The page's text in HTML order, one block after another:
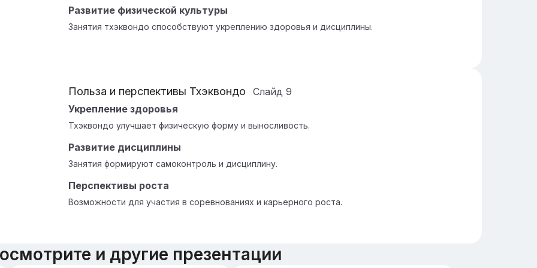
Развитие физической культуры
Занятия тхэквондо способствуют укреплению здоровья и дисциплины.
Польза и перспективы Тхэквондо Слайд 9
Укрепление здоровья
Тхэквондо улучшает физическую форму и выносливость.
Развитие дисциплины
Занятия формируют самоконтроль и дисциплину.
Перспективы роста
Возможности для участия в соревнованиях и карьерного роста.
и другие презентации